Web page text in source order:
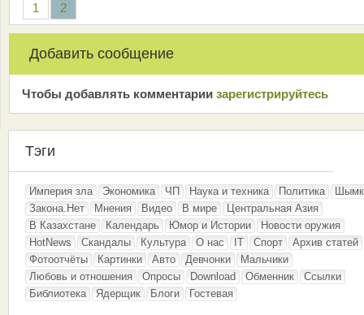
1 2
Добавить сообщение
Чтобы добавлять комментарии зарeгиcтрирyйтeсь
Тэги
Империя зла Экономика ЧП Наука и техника Политика
Закона.Нет
Мнения Видео В мире
Центральная Азия
В Казахстане
Календарь Юмор и Истории
Новости оружия
HotNews
Скандалы Культура О нас IT Спорт
Архив статей
Фотоотчёты
Картинки Авто Девчонки
Мальчики
Любовь и отношения
Опросы Download Обменник
Ссылки
Библиотека
Ядерщик Блоги Гостевая